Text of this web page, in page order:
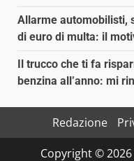
Allarme automobilisti,
di euro di multa: il
Il trucco che ti fa
benzina all’anno: mi
Redazione
Copyright ©